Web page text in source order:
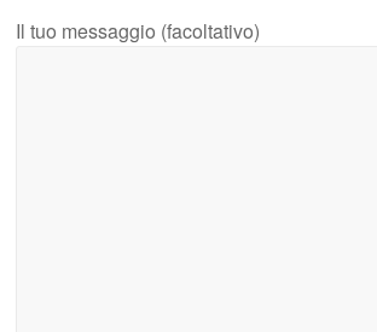
Il tuo messaggio (facoltativo)